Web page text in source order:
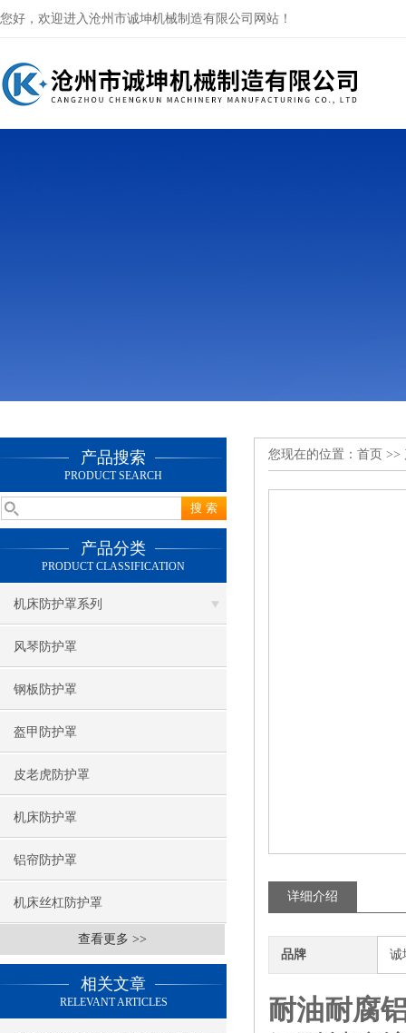
您好，欢迎进入沧州市诚坤机械制造有限公司网站！
产品搜索
PRODUCT SEARCH
产品分类
PRODUCT CLASSIFICATION
机床防护罩系列
风琴防护罩
钢板防护罩
盔甲防护罩
皮老虎防护罩
机床防护罩
铝帘防护罩
机床丝杠防护罩
查看更多 >>
相关文章
RELEVANT ARTICLES
您现在的位置： 首页 >>
详细介绍
品牌 诚
耐油耐腐